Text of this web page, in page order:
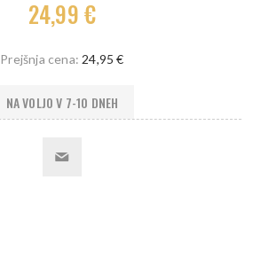
24,99 €
Prejšnja cena: 24,95 €
NA VOLJO V 7-10 DNEH